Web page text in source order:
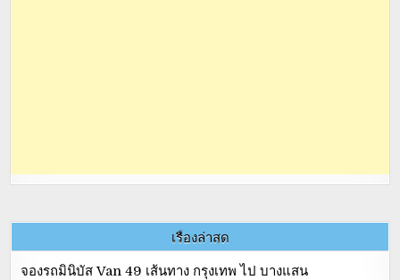
เรื่องล่าสุด
จองรถมินิบัส Van 49 เส้นทาง กรุงเทพ ไป บางแสน